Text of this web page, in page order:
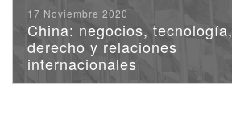
17 Noviembre 2020
China: negocios, tecnología,
derecho y relaciones
internacionales